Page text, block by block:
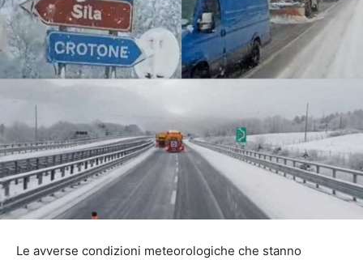
Le avverse condizioni meteorologiche che stanno